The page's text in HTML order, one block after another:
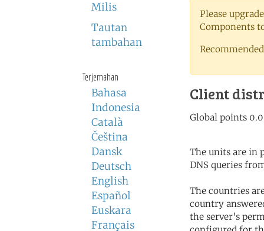
Milis
Tautan
tambahan
Terjemahan
Bahasa
Indonesia
Català
Čeština
Dansk
Deutsch
English
Español
Euskara
Français
Please
Components
Client
The units are in
DNS queries
The countries
country
the server's